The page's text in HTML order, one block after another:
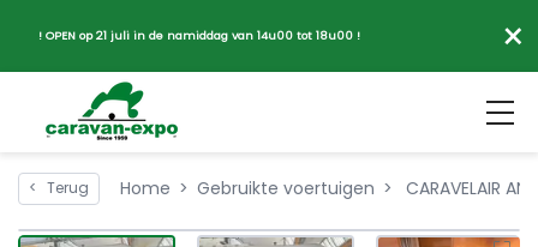
! OPEN op 21 juli in de namiddag van 14u00 tot 18u00 ! ×
< Terug Home Gebruikte voertuigen CARAVELAIR